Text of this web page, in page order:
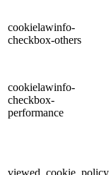
cookielawinfo-
checkbox-others
cookielawinfo-
checkbox-
performance